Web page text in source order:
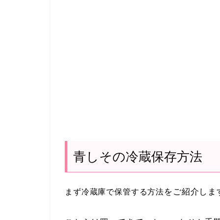
青しその冷蔵保存方法
まず冷蔵庫で保管する方法をご紹介しま